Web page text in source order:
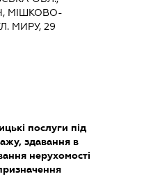
МІШКОВО-
МИРУ, 29
послуги під
здавання в
нерухомості